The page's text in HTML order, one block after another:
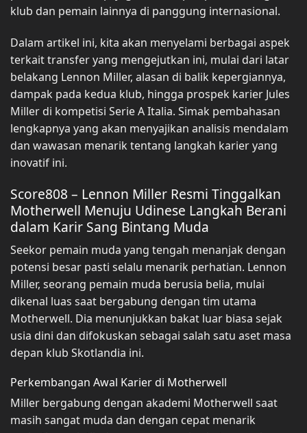
klub dan pemain lainnya di panggung internasional.
Dalam artikel ini, kita akan menyelami berbagai aspek
terkait transfer yang mengejutkan ini, mulai dari latar
belakang Lennon Miller, alasan di balik kepergiannya,
dampak pada kedua klub, hingga prospek karier Jules
Miller di kompetisi Serie A Italia. Simak pembahasan
lengkapnya yang akan menyajikan analisis mendalam
dan wawasan menarik tentang langkah karier yang
inovatif ini.
Score808 – Lennon Miller Resmi Tinggalkan
Motherwell Menuju Udinese Langkah Berani
dalam Karir Sang Bintang Muda
Seekor pemain muda yang tengah menanjak dengan
potensi besar pasti selalu menarik perhatian. Lennon
Miller, seorang pemain muda berusia belia, mulai
dikenal luas saat bergabung dengan tim utama
Motherwell. Dia menunjukkan bakat luar biasa sejak
usia dini dan difokuskan sebagai salah satu aset masa
depan klub Skotlandia ini.
Perkembangan Awal Karier di Motherwell
Miller bergabung dengan akademi Motherwell saat
masih sangat muda dan dengan cepat menarik